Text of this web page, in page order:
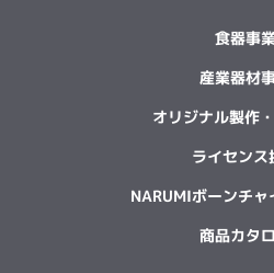
食器事
産業器材
オリジナル製作
ライセンス
NARUMIボーンチャ
商品カタ